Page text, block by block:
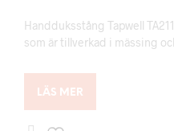
Handduksstång Tapwell
som är tillverkad i mässing
LÄS MER